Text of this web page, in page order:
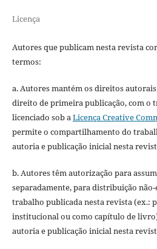
Licença
Autores que publicam nesta revista
termos:
a. Autores mantém os direitos
direito de primeira publicação, com o
licenciado sob aLicença Creative
permite o compartilhamento do
autoria e publicação inicial nesta
b. Autores têm autorização para
separadamente, para distribuição
trabalho publicada nesta revista (ex.:
institucional ou como capítulo de
autoria e publicação inicial nesta